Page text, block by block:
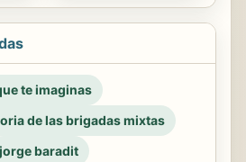
te imaginas
de las brigadas mixtas
jorge baradit